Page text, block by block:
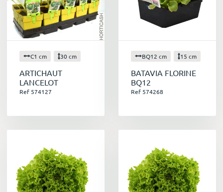
C1 cm 30 cm
ARTICHAUT
LANCELOT
Ref 574127
BQ12 cm 15 cm
BATAVIA FLORINE
BQ12
Ref 574268